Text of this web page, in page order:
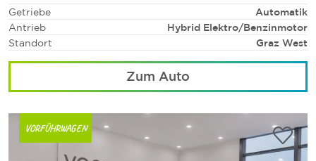
Getriebe
Automatik
Antrieb
Hybrid Elektro/Benzinmotor
Standort
Graz West
Zum Auto
VORFÜHRWAGEN